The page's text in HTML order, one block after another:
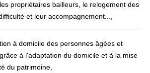
propriétaires bailleurs, le relogement des
et leur accompagnement...,
à domicile des personnes âgées et
à l'adaptation du domicile et à la mise
du patrimoine,